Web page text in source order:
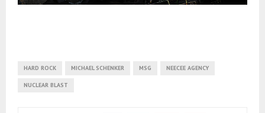
HARD ROCK MICHAEL SCHENKER MSG NEECEE AGENCY
NUCLEAR BLAST